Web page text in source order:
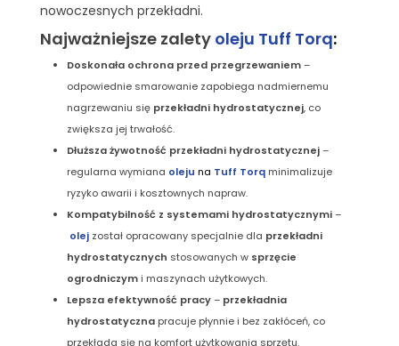
nowoczesnych przekładni.
Najważniejsze zalety oleju Tuff Torq:
Doskonała ochrona przed przegrzewaniem–
odpowiednie smarowanie zapobiega nadmiernemu
nagrzewaniu się przekładni hydrostatycznej, co
zwiększa jej trwałość.
Dłuższa żywotność przekładni hydrostatycznej–
regularna wymiana oleju na Tuff Torq minimalizuje
ryzyko awarii i kosztownych napraw.
Kompatybilność z systemami hydrostatycznymi–
olej został opracowany specjalnie dla przekładni
hydrostatycznych stosowanych w sprzęcie
ogrodniczymi maszynach użytkowych.
Lepsza efektywność pracy– przekładnia
hydrostatyczna pracuje płynnie i bez zakłóceń, co
przekłada się na komfort użytkowania sprzętu.